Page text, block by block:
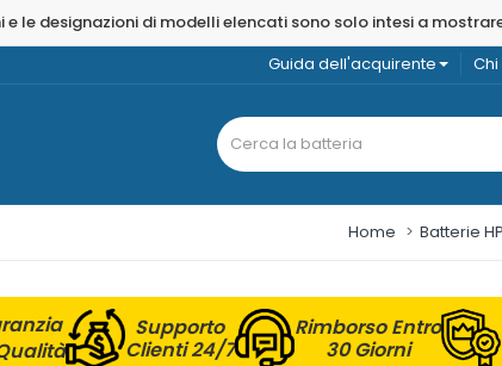
le designazioni di modelli elencati sono solo intesi a
Guida dell'acquirente
Home Batterie HP
Supporto
Clienti 24/7
Rimborso Entro
30 Giorni